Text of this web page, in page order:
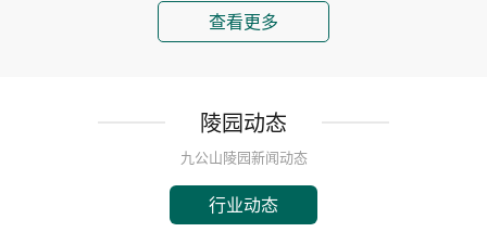
查看更多
陵园动态
九公山陵园新闻动态
行业动态